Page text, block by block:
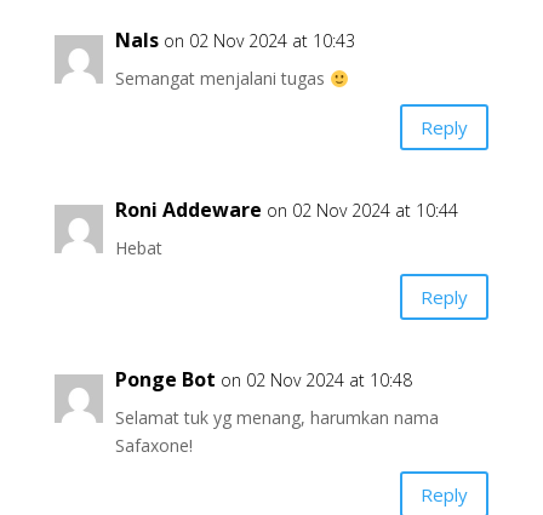
Nals on 02 Nov 2024 at 10:43
Semangat menjalani tugas
Reply
Roni Addeware on 02 Nov 2024 at 10:44
Hebat
Reply
Ponge Bot on 02 Nov 2024 at 10:48
Selamat tuk yg menang, harumkan nama
Safaxone!
Reply